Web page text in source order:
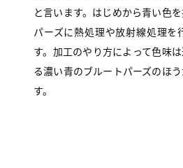
と言います。はじめから青い色
パーズに熱処理や放射線処理を
す。加工のやり方によって色味
る濃い青のブルートパーズのほ
す。